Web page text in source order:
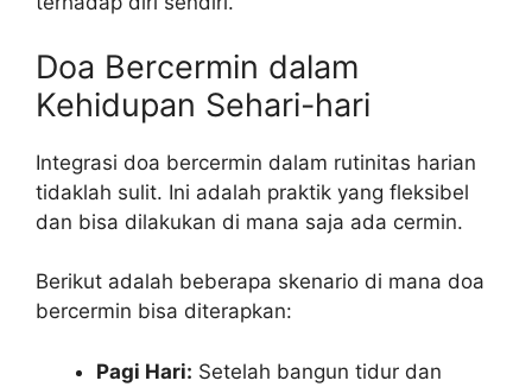
Doa Bercermin dalam
Kehidupan Sehari-hari
Integrasi doa bercermin dalam rutinitas harian
tidaklah sulit. Ini adalah praktik yang fleksibel
dan bisa dilakukan di mana saja ada cermin.
Berikut adalah beberapa skenario di mana doa
bercermin bisa diterapkan:
Pagi Hari: Setelah bangun tidur dan